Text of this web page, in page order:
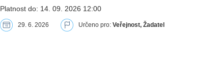
Platnost do: 14. 09. 2026 12:00
29. 6. 2026 Určeno pro:Veřejnost, Žadatel